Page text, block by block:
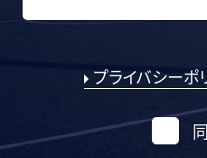
プライバシーポ